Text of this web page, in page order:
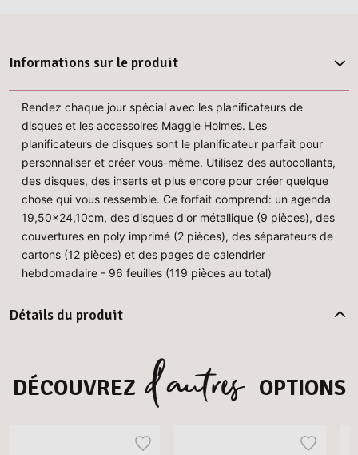
Informations sur le produit
Rendez chaque jour spécial avec les planificateurs de
disques et les accessoires Maggie Holmes. Les
planificateurs de disques sont le planificateur parfait pour
personnaliser et créer vous-même. Utilisez des autocollants,
des disques, des inserts et plus encore pour créer quelque
chose qui vous ressemble. Ce forfait comprend: un agenda
19,50x24,10cm, des disques d'or métallique (9 pièces), des
couvertures en poly imprimé (2 pièces), des séparateurs de
cartons (12 pièces) et des pages de calendrier
hebdomadaire - 96 feuilles (119 pièces au total)
Détails du produit
DÉCOUVREZ d’autres OPTIONS